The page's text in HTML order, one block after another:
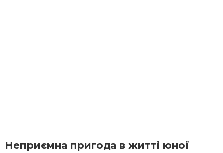
Неприємна пригода в житті юної